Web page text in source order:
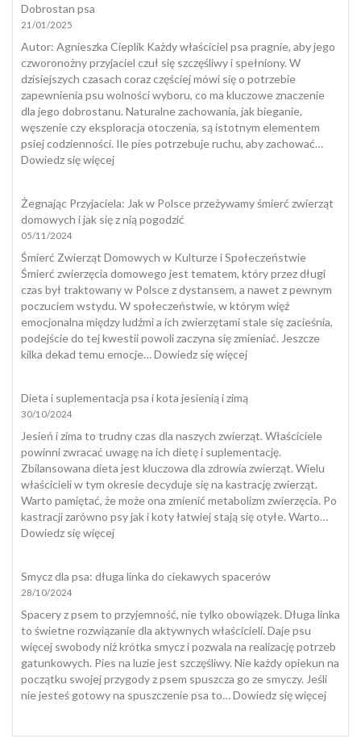
badanie
ogólnopolskie
Dobrostan psa
21/01/2025
​Autor: Agnieszka Cieplik Każdy właściciel psa pragnie, aby jego
czworonożny przyjaciel czuł się szczęśliwy i spełniony. W
dzisiejszych czasach coraz częściej mówi się o potrzebie
zapewnienia psu wolności wyboru, co ma kluczowe znaczenie
dla jego dobrostanu. Naturalne zachowania, jak bieganie,
węszenie czy eksploracja otoczenia, są istotnym elementem
psiej codzienności. Ile pies potrzebuje ruchu, aby zachować…
Dowiedz się więcej:
Żegnając Przyjaciela: Jak w Polsce przeżywamy śmierć zwierząt
domowych i jak się z nią pogodzić
05/11/2024
Śmierć Zwierząt Domowych w Kulturze i Społeczeństwie
Śmierć zwierzęcia domowego jest tematem, który przez długi
czas był traktowany w Polsce z dystansem, a nawet z pewnym
poczuciem wstydu. W społeczeństwie, w którym więź
emocjonalna między ludźmi a ich zwierzętami stale się zacieśnia,
podejście do tej kwestii powoli zaczyna się zmieniać. Jeszcze
kilka dekad temu emocje…Dowiedz się więcej:
Jak
Polsce
przeżywamy
śmierć
zwierząt
domowych
i
nią
Dieta i suplementacja psa i kota jesienią i zimą
30/10/2024
Jesień i zima to trudny czas dla naszych zwierząt. Właściciele
powinni zwracać uwagę na ich dietę i suplementację.
Zbilansowana dieta jest kluczowa dla zdrowia zwierząt. Wielu
właścicieli w tym okresie decyduje się na kastrację zwierząt.
Warto pamiętać, że może ona zmienić metabolizm zwierzęcia. Po
kastracji zarówno psy jak i koty łatwiej stają się otyłe. Warto…
Dowiedz się więcej:
suplementacja
i
kota
jesienią
i
zimą
Smycz dla psa: długa linka do ciekawych spacerów
28/10/2024
Spacery z psem to przyjemność, nie tylko obowiązek. Długa linka
to świetne rozwiązanie dla aktywnych właścicieli. Daje psu
więcej swobody niż krótka smycz i pozwala na realizację potrzeb
gatunkowych. Pies na luzie jest szczęśliwy. Nie każdy opiekun na
początku swojej przygody z psem spuszcza go ze smyczy. Jeśli
nie jesteś gotowy na spuszczenie psa to…Dowiedz się więcej: